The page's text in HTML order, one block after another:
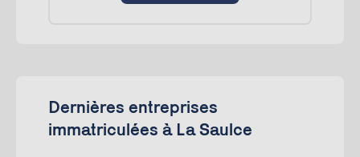
Dernières entreprises
immatriculées à La Saulce